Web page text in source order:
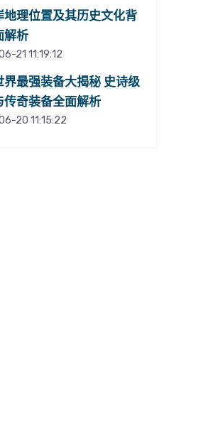
地理位置及其历史文化背
解析
21 11:19:12
界最强装备大揭秘 史诗级
传奇装备全面解析
20 11:15:22